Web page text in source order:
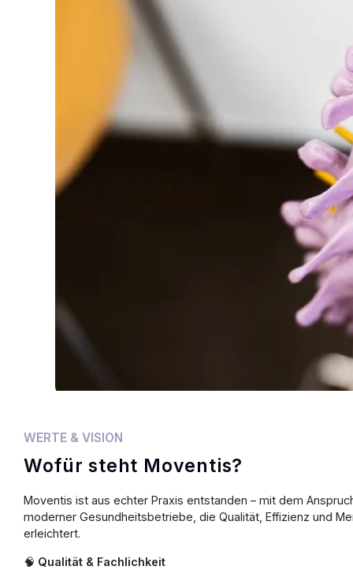
WERTE & VISION
Wofür steht Moventis?
Moventis ist aus echter Praxis entstanden – mit dem
moderner Gesundheitsbetriebe, die Qualität, Effizienz und
erleichtert.
🧠 Qualität & Fachlichkeit